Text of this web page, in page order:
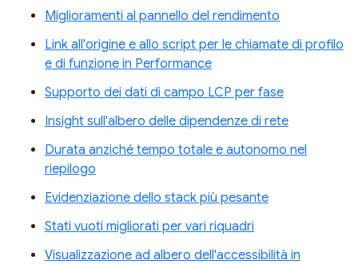
Miglioramenti al pannello del rendimento
Link all'origine e allo script per le chiamate di profilo
e di funzione in Performance
Supporto dei dati di campo LCP per fase
Insight sull'albero delle dipendenze di rete
Durata anziché tempo totale e autonomo nel
riepilogo
Evidenziazione dello stack più pesante
Stati vuoti migliorati per vari riquadri
Visualizzazione ad albero dell'accessibilità in